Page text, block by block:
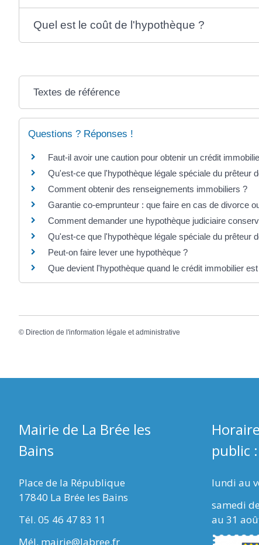
Quel est le coût de l'hypothèque ?
Textes de référence
Questions ? Réponses !
Faut-il avoir une caution pour obtenir un crédit
Qu'est-ce que l'hypothèque légale spéciale du prêteur
Comment obtenir des renseignements immobiliers ?
Garantie co-emprunteur : que faire en cas de divorce
Comment demander une hypothèque judiciaire
Qu'est-ce que l'hypothèque légale spéciale du prêteur
Peut-on faire lever une hypothèque ?
Que devient l'hypothèque quand le crédit immobilier
© Direction de l'information légale et administrative
Mairie de La Brée les
Bains
Place de la République
17840 La Brée les Bains
Tél. 05 46 47 83 11
Mél. mairie@labree.fr
public :
lundi au
samedi
au 31